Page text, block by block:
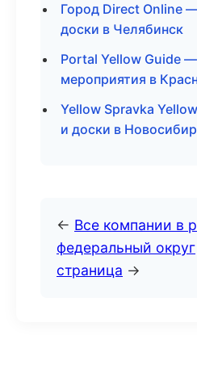
Город Direct Online
доски в Челябинск
Portal Yellow Guide
мероприятия в
Yellow Spravka
и доски в
← Все компании в
федеральный округ
страница →